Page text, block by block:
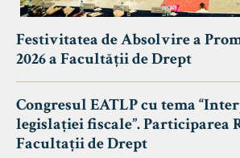
Festivitatea de Absolvire a
2026 a Facultății de Drept
Congresul EATLP cu tema
legislației fiscale”. Participarea
Facultații de Drept